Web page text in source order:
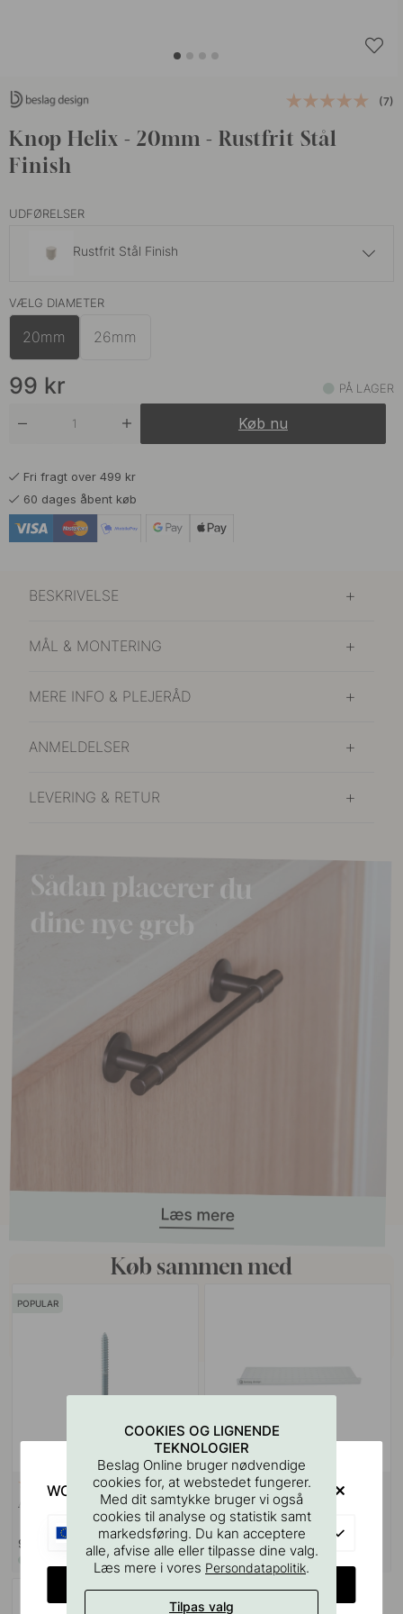
(7)
Knop Helix - 20mm - Rustfrit Stål
Finish
UDFØRELSER
Rustfrit Stål Finish
Mørk Bronze
Antik Bronze
Mat Sort
Messing
VÆLG DIAMETER
20mm 26mm
99 kr PÅ LAGER
Køb nu
Fri fragt over 499 kr
60 dages åbent køb
BESKRIVELSE
MÅL & MONTERING
MERE INFO & PLEJERÅD
ANMELDELSER
LEVERING & RETUR
Køb sammen med
POPULAR
VÆGBESLAG
Ansatsskrue M4x50mm 1stk
9 kr
127
Boreskabelonen til Greb &
Knopper
55 kr
På lager
COOKIES OG LIGNENDE
TEKNOLOGIER
Beslag Online bruger nødvendige
cookies for, at webstedet fungerer.
Med dit samtykke bruger vi også
cookies til analyse og statistik samt
markedsføring. Du kan acceptere
alle, afvise alle eller tilpasse dine valg.
Læs mere i vores Persondatapolitik.
Tilpas valg
WOULD YOU RATHER VISIT?
EU